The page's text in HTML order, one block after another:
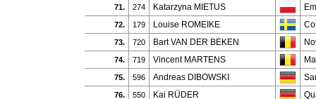
71. 274 Katarzyna MIETUS
72. 179 Louise ROMEIKE
73. 720 Bart VAN DER BEKEN
74. 719 Vincent MARTENS
75. 596 Andreas DIBOWSKI
76. 550 Kai RÜDER